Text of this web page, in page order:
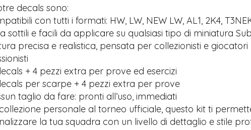
decals sono:
con tutti i formati: HW, LW, NEW LW, AL1, 2K4,
sottili e facili da applicare su qualsiasi tipo di miniatura
precisa e realistica, pensata per collezionisti e giocatori
+ 4 pezzi extra per prove ed esercizi
per scarpe + 4 pezzi extra per prove
taglio da fare: pronti all’uso, immediati
personale al torneo ufficiale, questo kit ti
la tua squadra con un livello di dettaglio e stile